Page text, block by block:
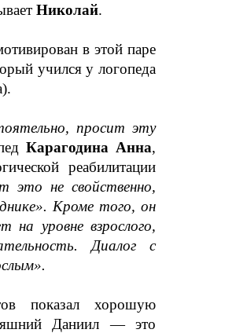
Николай.
в этой паре
учился у логопеда
просит эту
Карагодина Анна,
реабилитации
это не свойственно,
Кроме того, он
на уровне взрослого,
Диалог с
показал хорошую
Даниил — это